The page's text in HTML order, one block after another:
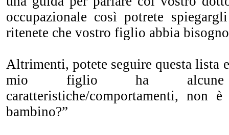
occupazionale così potrete
ritenete che vostro figlio abbia
Altrimenti, potete seguire questa lista
mio figlio ha
caratteristiche/comportamenti, non
bambino?”